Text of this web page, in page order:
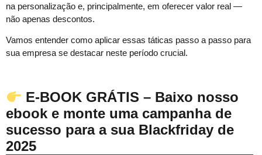
na personalização e, principalmente, em oferecer valor real —
não apenas descontos.
Vamos entender como aplicar essas táticas passo a passo para
sua empresa se destacar neste período crucial.
E-BOOK GRÁTIS – Baixo nosso
ebook e monte uma campanha de
sucesso para a sua Blackfriday de
2025